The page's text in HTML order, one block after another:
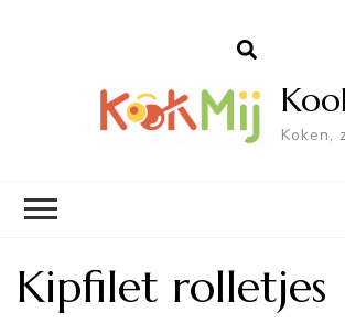
Koken,
Kipfilet rolletjes